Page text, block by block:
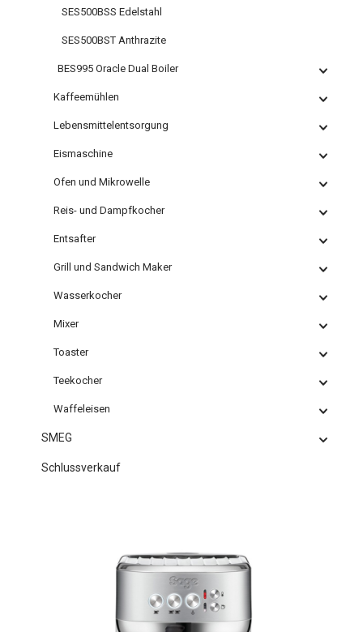
SES500BSS Edelstahl
SES500BST Anthrazite
BES995 Oracle Dual Boiler
Kaffeemühlen
Lebensmittelentsorgung
Eismaschine
Ofen und Mikrowelle
Reis- und Dampfkocher
Entsafter
Grill und Sandwich Maker
Wasserkocher
Mixer
Toaster
Teekocher
Waffeleisen
SMEG
Schlussverkauf